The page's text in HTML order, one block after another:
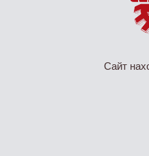
Сайт